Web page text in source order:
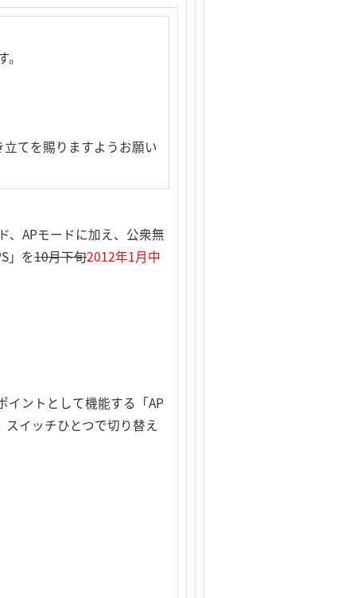
てを賜りますようお願い
、APモードに加え、公衆無
」を10月下旬2012年1月中
イントとして機能する「AP
イッチひとつで切り替え